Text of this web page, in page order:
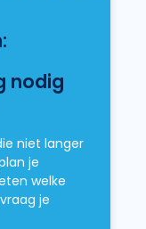
nodig
niet langer
je
welke
je